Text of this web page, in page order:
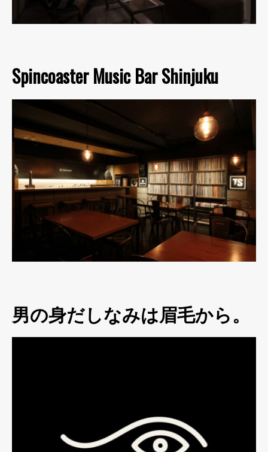
Spincoaster Music Bar Shinjuku
男の身だしなみは眉毛から。